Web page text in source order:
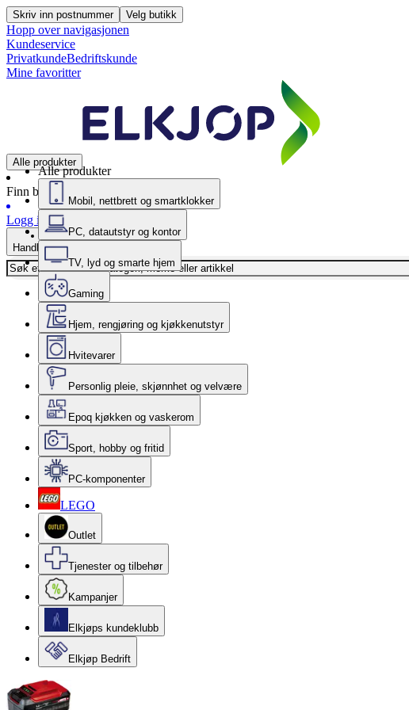
Skriv inn postnummer Velg butikk
Hopp over navigasjonen
Kundeservice
PrivatkundeBedriftskunde
Mine favoritter
Alle produkter
Finn butikk
Logg inn
Handlekurv
Alle produkter
Mobil, nettbrett og smartklokker
PC, datautstyr og kontor
TV, lyd og smarte hjem
Gaming
Hjem, rengjøring og kjøkkenutstyr
Hvitevarer
Personlig pleie, skjønnhet og velvære
Epoq kjøkken og vaskerom
Sport, hobby og fritid
PC-komponenter
LEGO
Outlet
Tjenester og tilbehør
Kampanjer
Elkjøps kundeklubb
Elkjøp Bedrift